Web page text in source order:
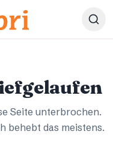
Seite unterbrochen.
behebt das meistens.